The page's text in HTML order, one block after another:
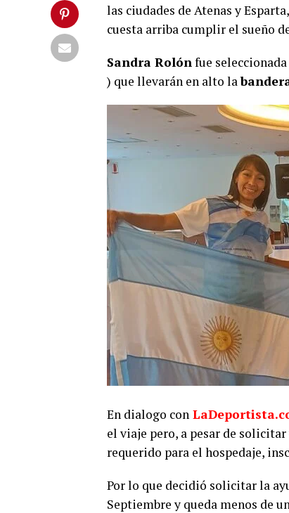
las ciudades de Atenas y
cuesta arriba cumplir el sueño
Sandra Rolónfue
) que llevarán en alto la
En dialogo con
el viaje pero, a pesar de
requerido para el hospedaje,
Por lo que decidió solicitar la
Septiembre y queda menos de